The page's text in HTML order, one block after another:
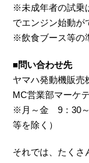
※未成年者の試乗
でエンジン始動が
※飲食ブース等の
■問い合わせ先
ヤマハ発動機販売
MC営業部マーケ
※月～金 9：30～
等を除く）
それでは、たくさ